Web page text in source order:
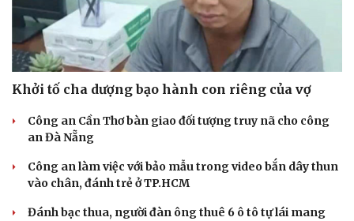
Khởi tố cha dượng bạo hành con riêng của vợ
Công an Cần Thơ bàn giao đối tượng truy nã cho công
an Đà Nẵng
Công an làm việc với bảo mẫu trong video bắn dây thun
vào chân, đánh trẻ ở TP.HCM
Đánh bạc thua, người đàn ông thuê 6 ô tô tự lái mang